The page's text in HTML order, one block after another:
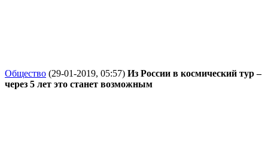
Общество (29-01-2019, 05:57) Из России в космический тур –
через 5 лет это станет возможным